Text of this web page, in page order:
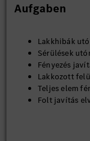
Aufgaben
Lakkhibák
Sérülések
Fényezés
Lakkozott
Teljes elem
Folt javítás